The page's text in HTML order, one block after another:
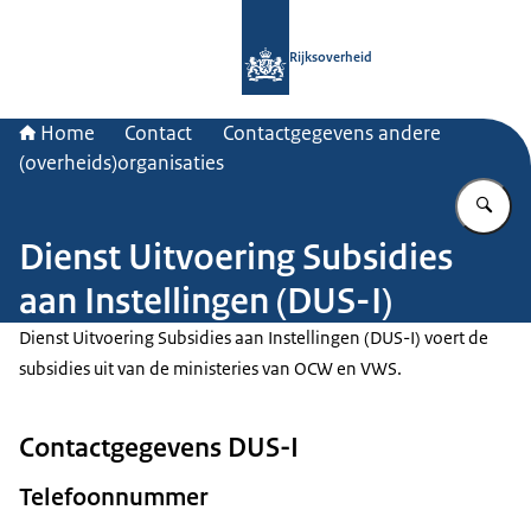
Rijksoverheid
Home Contact
Contactgegevens andere
(overheids)organisaties
Dienst Uitvoering Subsidies
aan Instellingen (DUS-I)
Dienst Uitvoering Subsidies aan Instellingen (DUS-I) voert de
subsidies uit van de ministeries van OCW en VWS.
Contactgegevens DUS-I
Telefoonnummer